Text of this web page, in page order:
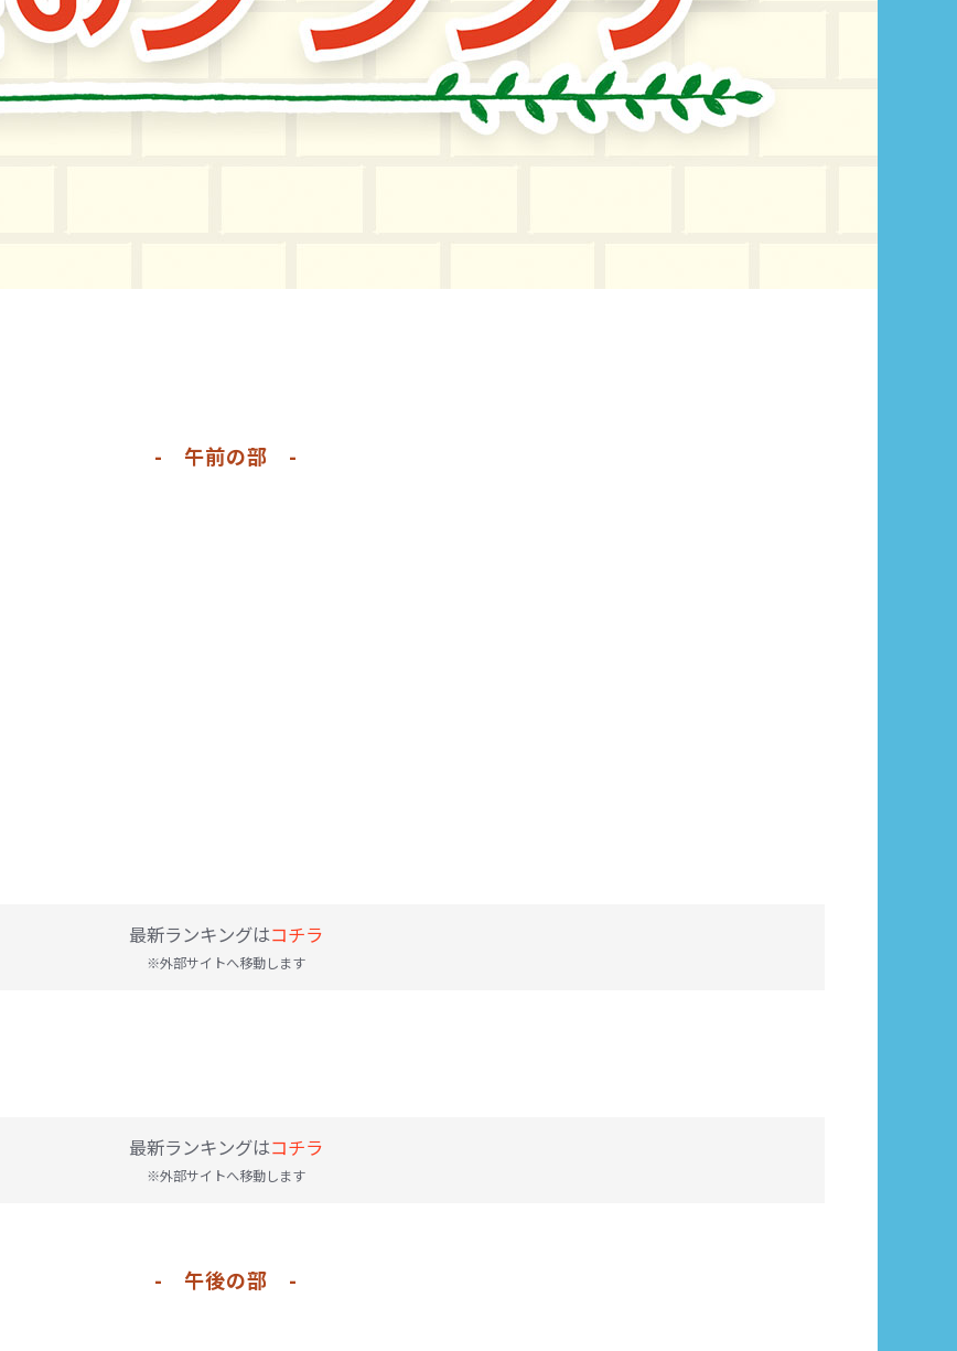
- 午前の部 -
最新ランキングはコチラ
※外部サイトへ移動します
最新ランキングはコチラ
※外部サイトへ移動します
- 午後の部 -